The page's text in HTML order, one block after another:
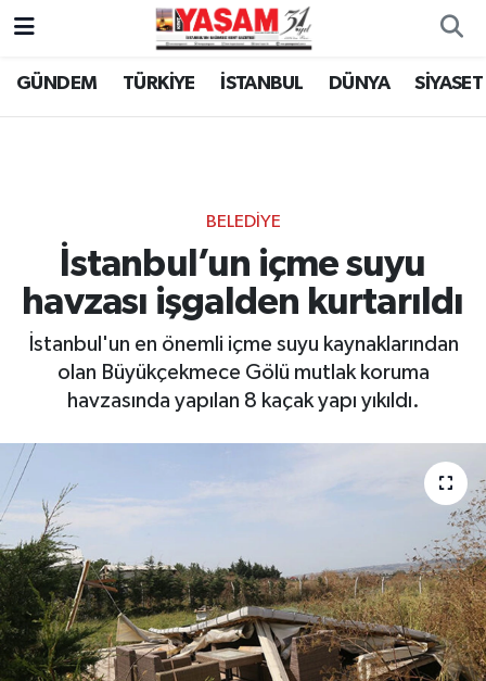
GÜNDEM TÜRKİYE İSTANBUL DÜNYA SİYASET
BELEDİYE
İstanbul’un içme suyu
havzası işgalden kurtarıldı
İstanbul'un en önemli içme suyu kaynaklarından
olan Büyükçekmece Gölü mutlak koruma
havzasında yapılan 8 kaçak yapı yıkıldı.